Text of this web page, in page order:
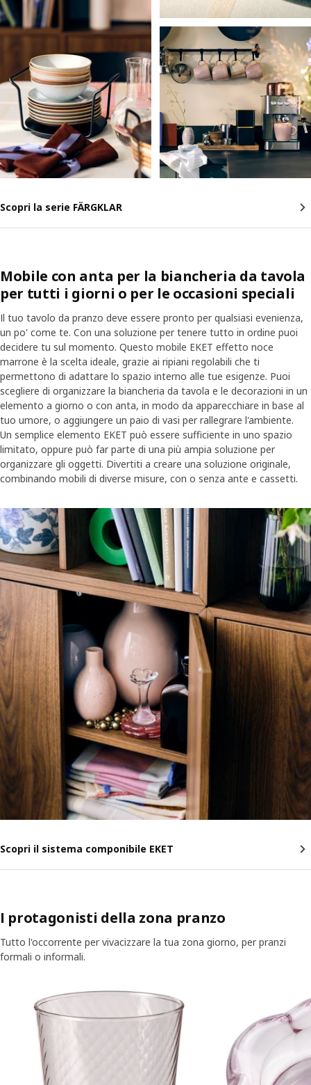
Scopri la serie FÄRGKLAR
Mobile con anta per la biancheria da tavola
per tutti i giorni o per le occasioni speciali
Il tuo tavolo da pranzo deve essere pronto per qualsiasi evenienza,
un po' come te. Con una soluzione per tenere tutto in ordine puoi
decidere tu sul momento. Questo mobile EKET effetto noce
marrone è la scelta ideale, grazie ai ripiani regolabili che ti
permettono di adattare lo spazio interno alle tue esigenze. Puoi
scegliere di organizzare la biancheria da tavola e le decorazioni in un
elemento a giorno o con anta, in modo da apparecchiare in base al
tuo umore, o aggiungere un paio di vasi per rallegrare l'ambiente.
Un semplice elemento EKET può essere sufficiente in uno spazio
limitato, oppure può far parte di una più ampia soluzione per
organizzare gli oggetti. Divertiti a creare una soluzione originale,
combinando mobili di diverse misure, con o senza ante e cassetti.
Scopri il sistema componibile EKET
I protagonisti della zona pranzo
Tutto l'occorrente per vivacizzare la tua zona giorno, per pranzi
formali o informali.
Salta l'annuncio